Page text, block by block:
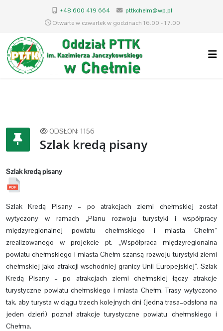
+48 600 419 664
pttkchelm@wp.pl
Otwarte w czwartek w godzinach 16.00 - 17.00
ODSŁON: 1156
Szlak kredą pisany
Szlak kredą pisany
Szlak Kredą Pisany – po atrakcjach ziemi chełmskiej został
wytyczony w ramach „Planu rozwoju turystyki i współpracy
międzyregionalnej powiatu chełmskiego i miasta Chełm”
zrealizowanego w projekcie pt. „Współpraca międzyregionalna
powiatu chełmskiego i miasta Chełm szansą rozwoju turystyki ziemi
chełmskiej jako atrakcji wschodniej granicy Unii Europejskiej”. Szlak
Kredą Pisany – po atrakcjach ziemi chełmskiej łączy atrakcje
turystyczne powiatu chełmskiego i miasta Chełm. Trasy wytyczono
tak, aby turysta w ciągu trzech kolejnych dni (jedna trasa–odsłona na
jeden dzień) poznał atrakcje turystyczne powiatu chełmskiego i
Chełma.